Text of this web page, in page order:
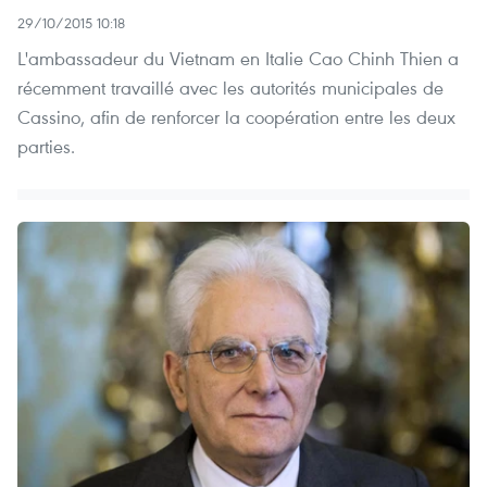
29/10/2015 10:18
L'ambassadeur du Vietnam en Italie Cao Chinh Thien a
récemment travaillé avec les autorités municipales de
Cassino, afin de renforcer la coopération entre les deux
parties.